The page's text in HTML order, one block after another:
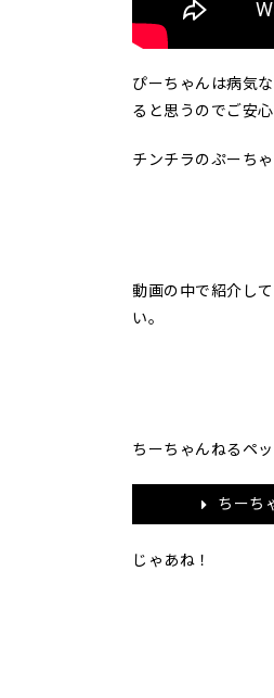
ぴーちゃんは病気
ると思うのでご安心
チンチラのぷーち
動画の中で紹介し
い。
ちーちゃんねるペ
ちーち
じゃあね！